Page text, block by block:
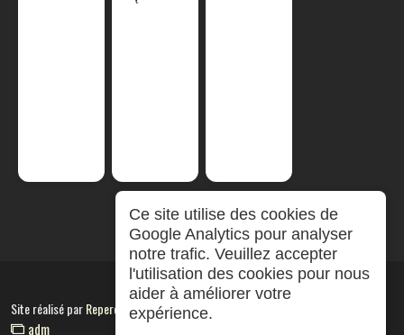
Site réalisé parRepereCom
adm
Ce site utilise des cookies de
Google Analytics pour analyser
notre trafic. Veuillez accepter
l'utilisation des cookies pour nous
aider à améliorer votre
expérience.